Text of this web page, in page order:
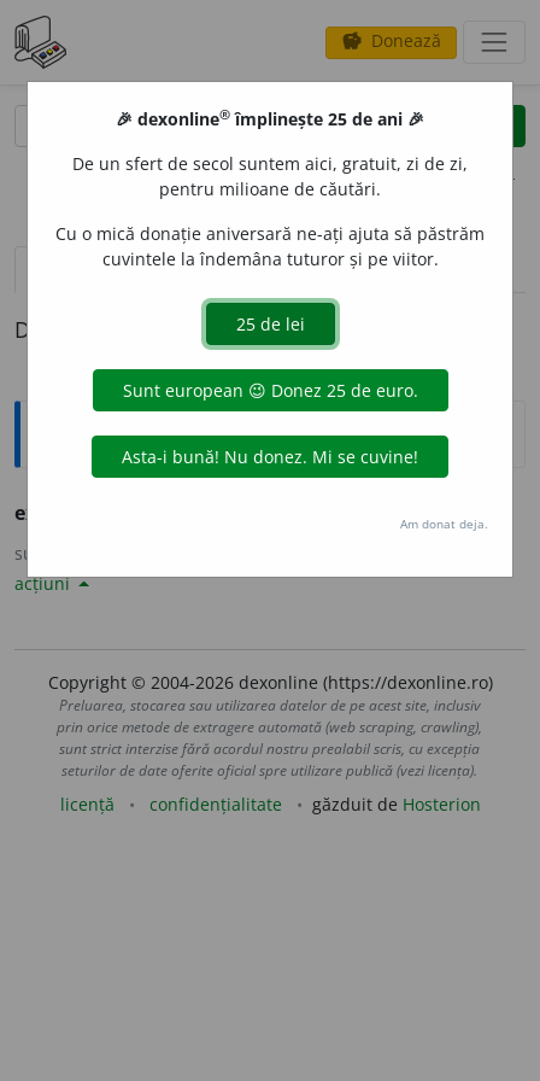
savings Donează
clear
opțiuni
definiții (1) pronunțievolume_up (50)
Definiția cu ID-ul 792563:
Explicative DEX
experiment
sursa:
acțiuni
Copyright © 2004-2026 dexonline (https://dexonline.ro)
Preluarea, stocarea sau utilizarea datelor de pe acest site, inclusiv
prin orice metode de extragere automată (web scraping, crawling),
sunt strict interzise fără acordul nostru prealabil scris, cu excepția
seturilor de date oferite oficial spre utilizare publică (vezi licența).
licență confidențialitate găzduit de Hosterion
🎉 dexonline® împlinește 25 de ani 🎉
De un sfert de secol suntem aici, gratuit, zi de zi,
pentru milioane de căutări.
Cu o mică donație aniversară ne-ați ajuta să păstrăm
cuvintele la îndemâna tuturor și pe viitor.
Am donat deja.